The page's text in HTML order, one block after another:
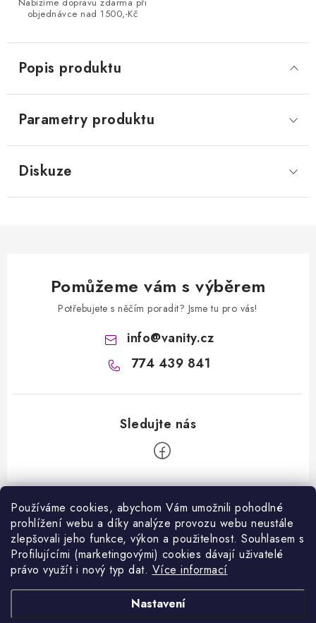
Používáme cookies, abychom Vám umožnili pohodlné
prohlížení webu a díky analýze provozu webu neustále
zlepšovali jeho funkce, výkon a použitelnost. Souhlasem s
Profilujícími (marketingovými) cookies dávají uživatelé
právo využít i nový typ dat. Více informací
Nastavení
objednávce nad 1500,-Kč
Popis produktu
Parametry produktu
Diskuze
Pomůžeme vám s výběrem
Potřebujete s něčím poradit? Jsme tu pro vás!
info@vanity.cz
774 439 841
Z
Informace pro vás
Kontakty
Jak nakupovat
Facebook
Přijímáme online platby